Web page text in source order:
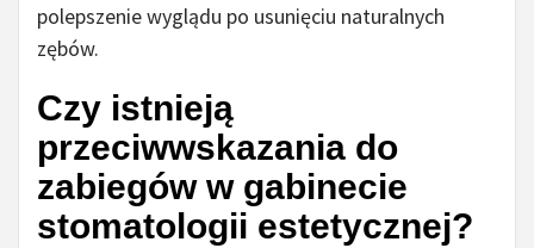
polepszenie wyglądu po usunięciu naturalnych
zębów.
Czy istnieją
przeciwwskazania do
zabiegów w gabinecie
stomatologii estetycznej?